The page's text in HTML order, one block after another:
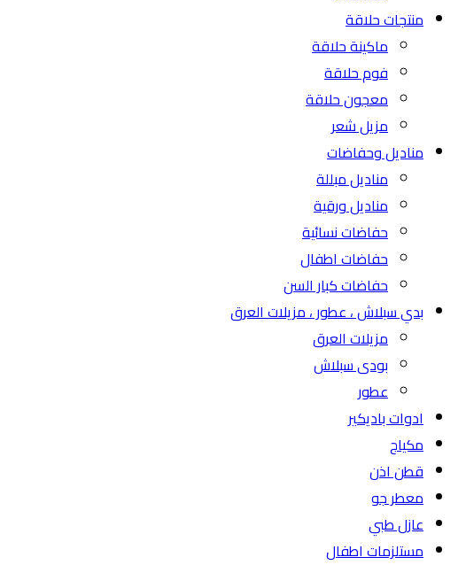
منتجات حلاقة
ماكينة حلاقة
فوم حلاقة
معجون حلاقة
مزيل شعر
مناديل وحفاضات
مناديل مبللة
مناديل ورقية
حفاضات نسائية
حفاضات اطفال
حفاضات كبار السن
بدي سبلاش ، عطور ، مزيلات العرق
مزيلات العرق
بودى سبلاش
عطور
ادوات باديكير
مكياج
قطن اذن
معطر جو
عازل طبي
مستلزمات اطفال